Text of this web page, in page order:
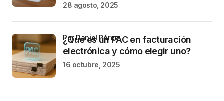
28 agosto, 2025
¿Qué es un PAC en facturación
electrónica y cómo elegir uno?
por Daniel Pérez
16 octubre, 2025